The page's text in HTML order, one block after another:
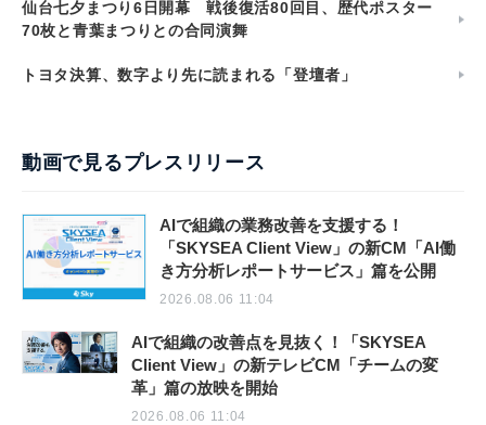
仙台七夕まつり6日開幕 戦後復活80回目、歴代ポスター
70枚と青葉まつりとの合同演舞
トヨタ決算、数字より先に読まれる「登壇者」
動画で見るプレスリリース
AIで組織の業務改善を支援する！
「SKYSEA Client View」の新CM「AI働
き方分析レポートサービス」篇を公開
2026.08.06 11:04
AIで組織の改善点を見抜く！「SKYSEA
Client View」の新テレビCM「チームの変
革」篇の放映を開始
2026.08.06 11:04